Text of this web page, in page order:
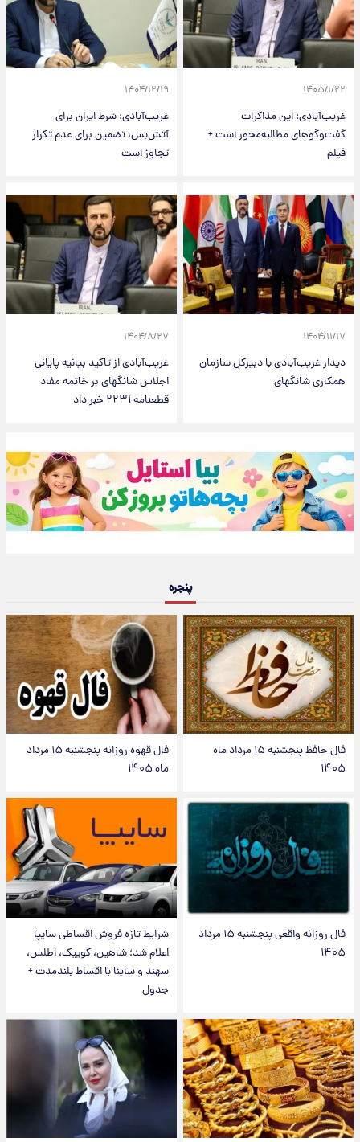
۱۴۰۵/۱/۲۲
غریب‌آبادی: این مذاکرات
گفت‌وگوهای مطالبه‌محور است +
فیلم
۱۴۰۴/۱۲/۱۹
غریب‌آبادی: شرط ایران برای
آتش‌بس، تضمین برای عدم تکرار
تجاوز است
۱۴۰۴/۱۱/۱۷
دیدار غریب‌آبادی با دبیرکل سازمان
همکاری شانگهای
۱۴۰۴/۸/۲۷
غریب‌آبادی از تاکید بیانیه پایانی
اجلاس شانگهای بر خاتمه مفاد
قطعنامه ٢٢٣١ خبر داد
پنجره
فال حافظ پنجشنبه ۱۵ مرداد ماه
۱۴۰۵
فال قهوه روزانه پنجشنبه ۱۵ مرداد
ماه ۱۴۰۵
فال روزانه واقعی پنجشنبه ۱۵ مرداد
۱۴۰۵
شرایط تازه فروش اقساطی سایپا
اعلام شد؛ شاهین، کوییک، اطلس،
سهند و ساینا با اقساط بلندمدت +
جدول